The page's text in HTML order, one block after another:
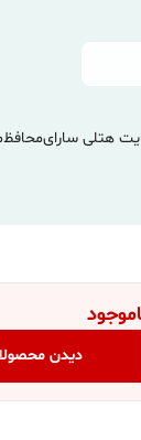
هتلی سارایمحافظ
دیدن